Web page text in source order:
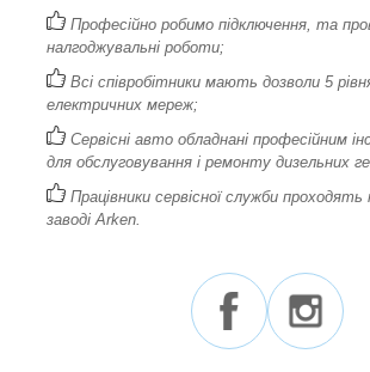
Професійно робимо підключення, та
налгоджувальні роботи;
Всі співробітники мають дозволи 5
електричних мереж;
Сервісні авто обладнані професійним
для обслуговування і ремонту дизельних
Працівники сервісної служби проходять
заводі Arken.